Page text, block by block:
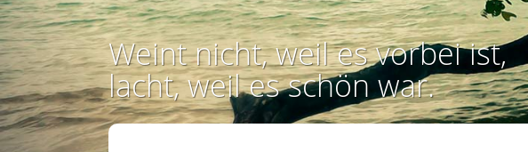
Weint nicht, weil es vorbei ist,
lacht, weil es schön war.